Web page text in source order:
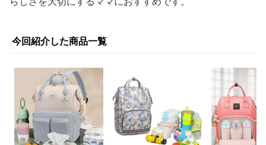
今回紹介した商品一覧